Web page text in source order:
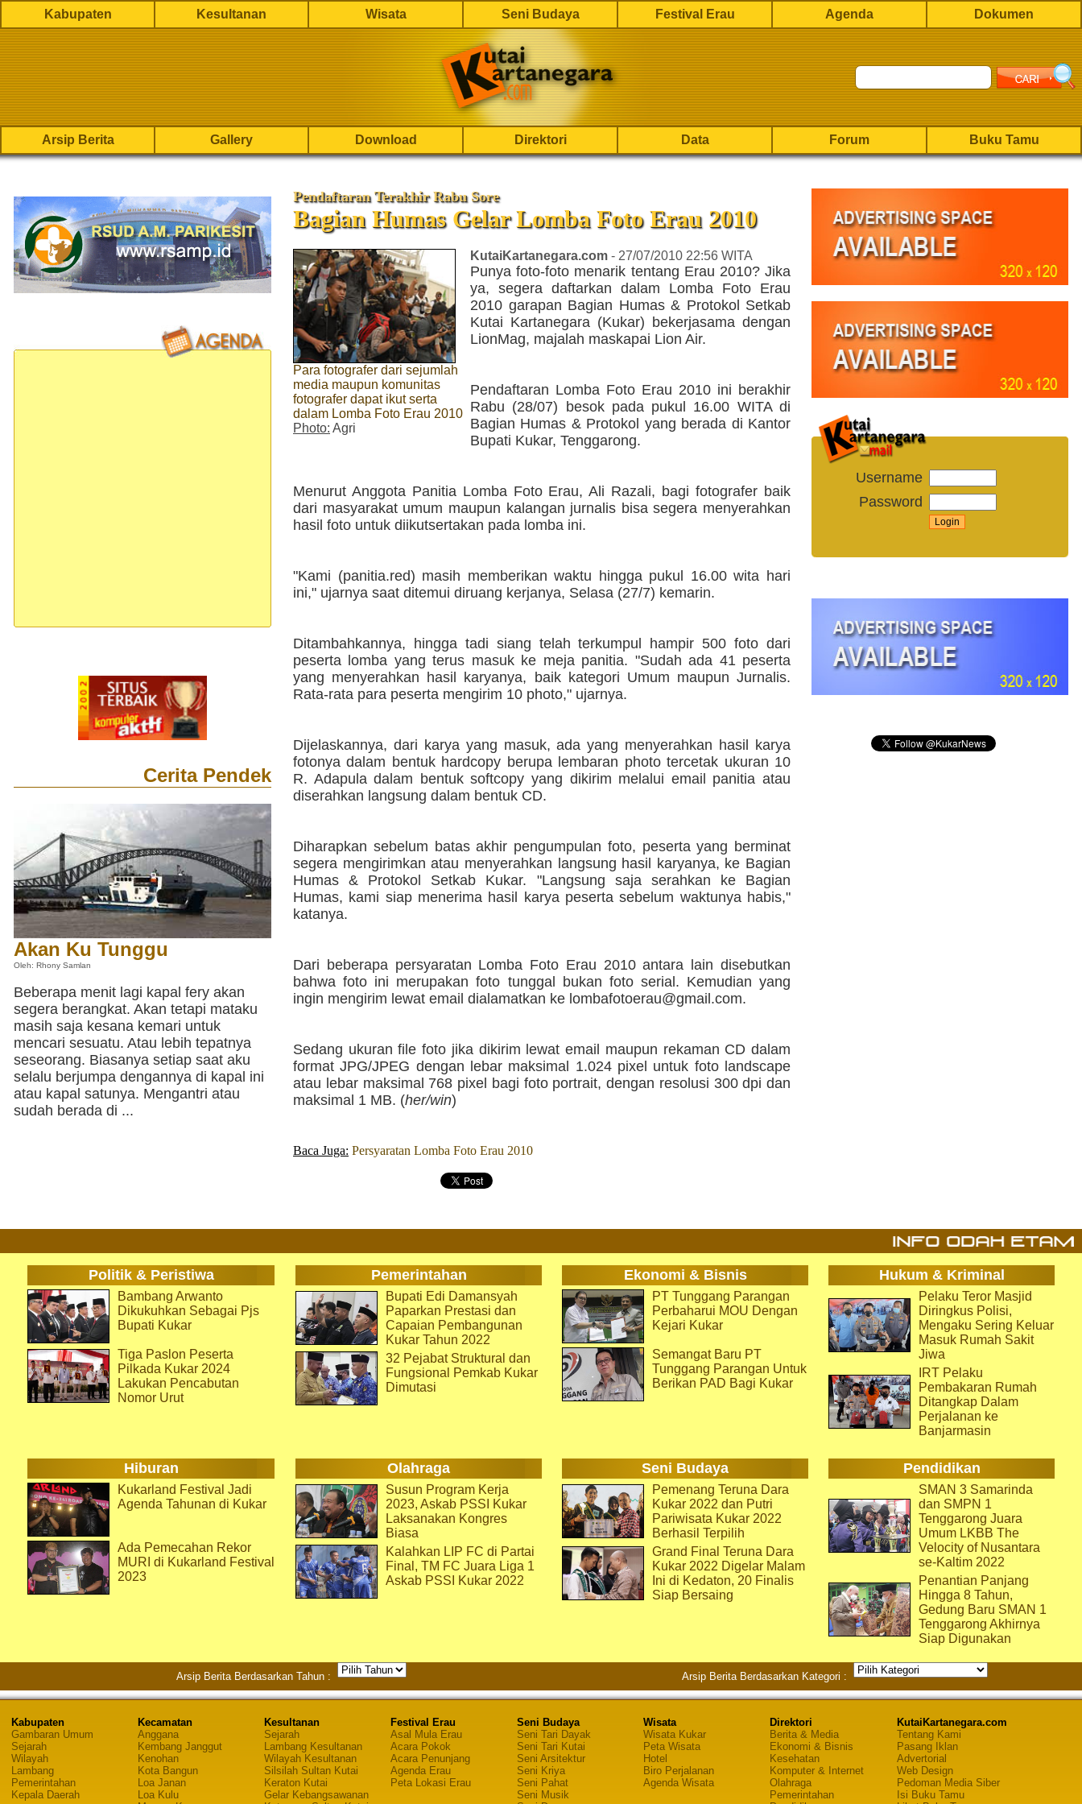
Kabupaten Kesultanan Wisata Seni Budaya Festival Erau Agenda Dokumen
Arsip Berita Gallery Download Direktori Data Forum Buku Tamu
Cerita Pendek
Akan Ku Tunggu
Oleh: Rhony Samlan
Beberapa menit lagi kapal fery akan
segera berangkat. Akan tetapi mataku
masih saja kesana kemari untuk
mencari sesuatu. Atau lebih tepatnya
seseorang. Biasanya setiap saat aku
selalu berjumpa dengannya di kapal ini
atau kapal satunya. Mengantri atau
sudah berada di ...
Pendaftaran Terakhir Rabu Sore
Bagian Humas Gelar Lomba Foto Erau 2010
Para fotografer dari sejumlah
media maupun komunitas
fotografer dapat ikut serta
dalam Lomba Foto Erau 2010
Photo: Agri
KutaiKartanegara.com - 27/07/2010 22:56 WITA
Punya foto-foto menarik tentang Erau 2010? Jika
ya, segera daftarkan dalam Lomba Foto Erau
2010 garapan Bagian Humas & Protokol Setkab
Kutai Kartanegara (Kukar) bekerjasama dengan
LionMag, majalah maskapai Lion Air.
Pendaftaran Lomba Foto Erau 2010 ini berakhir
Rabu (28/07) besok pada pukul 16.00 WITA di
Bagian Humas & Protokol yang berada di Kantor
Bupati Kukar, Tenggarong.
Menurut Anggota Panitia Lomba Foto Erau, Ali Razali, bagi fotografer baik
dari masyarakat umum maupun kalangan jurnalis bisa segera menyerahkan
hasil foto untuk diikutsertakan pada lomba ini.
"Kami (panitia.red) masih memberikan waktu hingga pukul 16.00 wita hari
ini," ujarnya saat ditemui diruang kerjanya, Selasa (27/7) kemarin.
Ditambahkannya, hingga tadi siang telah terkumpul hampir 500 foto dari
peserta lomba yang terus masuk ke meja panitia. "Sudah ada 41 peserta
yang menyerahkan hasil karyanya, baik kategori Umum maupun Jurnalis.
Rata-rata para peserta mengirim 10 photo," ujarnya.
Dijelaskannya, dari karya yang masuk, ada yang menyerahkan hasil karya
fotonya dalam bentuk hardcopy berupa lembaran photo tercetak ukuran 10
R. Adapula dalam bentuk softcopy yang dikirim melalui email panitia atau
diserahkan langsung dalam bentuk CD.
Diharapkan sebelum batas akhir pengumpulan foto, peserta yang berminat
segera mengirimkan atau menyerahkan langsung hasil karyanya, ke Bagian
Humas & Protokol Setkab Kukar. "Langsung saja serahkan ke Bagian
Humas, kami siap menerima hasil karya peserta sebelum waktunya habis,"
katanya.
Dari beberapa persyaratan Lomba Foto Erau 2010 antara lain disebutkan
bahwa foto ini merupakan foto tunggal bukan foto serial. Kemudian yang
ingin mengirim lewat email dialamatkan ke lombafotoerau@gmail.com.
Sedang ukuran file foto jika dikirim lewat email maupun rekaman CD dalam
format JPG/JPEG dengan lebar maksimal 1.024 pixel untuk foto landscape
atau lebar maksimal 768 pixel bagi foto portrait, dengan resolusi 300 dpi dan
maksimal 1 MB. (her/win)
Baca Juga: Persyaratan Lomba Foto Erau 2010
Username
Password
Politik & Peristiwa Pemerintahan Ekonomi & Bisnis Hukum & Kriminal
Bambang Arwanto
Dikukuhkan Sebagai Pjs
Bupati Kukar
Tiga Paslon Peserta
Pilkada Kukar 2024
Lakukan Pencabutan
Nomor Urut
Bupati Edi Damansyah
Paparkan Prestasi dan
Capaian Pembangunan
Kukar Tahun 2022
32 Pejabat Struktural dan
Fungsional Pemkab Kukar
Dimutasi
PT Tunggang Parangan
Perbaharui MOU Dengan
Kejari Kukar
Semangat Baru PT
Tunggang Parangan Untuk
Berikan PAD Bagi Kukar
Pelaku Teror Masjid
Diringkus Polisi,
Mengaku Sering Keluar
Masuk Rumah Sakit
Jiwa
IRT Pelaku
Pembakaran Rumah
Ditangkap Dalam
Perjalanan ke
Banjarmasin
Hiburan Olahraga Seni Budaya Pendidikan
Kukarland Festival Jadi
Agenda Tahunan di Kukar
Ada Pemecahan Rekor
MURI di Kukarland Festival
2023
Susun Program Kerja
2023, Askab PSSI Kukar
Laksanakan Kongres
Biasa
Kalahkan LIP FC di Partai
Final, TM FC Juara Liga 1
Askab PSSI Kukar 2022
Pemenang Teruna Dara
Kukar 2022 dan Putri
Pariwisata Kukar 2022
Berhasil Terpilih
Grand Final Teruna Dara
Kukar 2022 Digelar Malam
Ini di Kedaton, 20 Finalis
Siap Bersaing
SMAN 3 Samarinda
dan SMPN 1
Tenggarong Juara
Umum LKBB The
Velocity of Nusantara
se-Kaltim 2022
Penantian Panjang
Hingga 8 Tahun,
Gedung Baru SMAN 1
Tenggarong Akhirnya
Siap Digunakan
Arsip Berita Berdasarkan Tahun : Arsip Berita Berdasarkan Kategori :
Kabupaten
Gambaran Umum
Sejarah
Wilayah
Lambang
Pemerintahan
Kepala Daerah
Kecamatan
Anggana
Kembang Janggut
Kenohan
Kota Bangun
Loa Janan
Loa Kulu
Kesultanan
Sejarah
Lambang Kesultanan
Wilayah Kesultanan
Silsilah Sultan Kutai
Keraton Kutai
Gelar Kebangsawanan
Festival Erau
Asal Mula Erau
Acara Pokok
Acara Penunjang
Agenda Erau
Peta Lokasi Erau
Seni Budaya
Seni Tari Dayak
Seni Tari Kutai
Seni Arsitektur
Seni Kriya
Seni Pahat
Seni Musik
Wisata
Wisata Kukar
Peta Wisata
Hotel
Biro Perjalanan
Agenda Wisata
Direktori
Berita & Media
Ekonomi & Bisnis
Kesehatan
Komputer & Internet
Olahraga
Pemerintahan
KutaiKartanegara.com
Tentang Kami
Pasang Iklan
Advertorial
Web Design
Pedoman Media Siber
Isi Buku Tamu